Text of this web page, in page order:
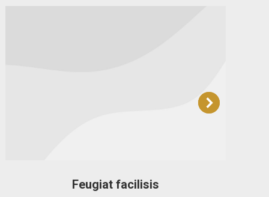
Feugiat facilisis